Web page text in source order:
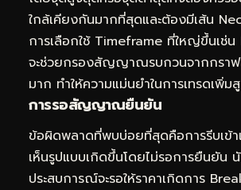
ใกล้เคียงกันมากที่สุดและต้องมีเส้น
การเลือกใช้ Timeframe ที่ใหญ่ขึ้นเช่
จะช่วยกรองสัญญาณรบกวนจากกราฟ
มาก ทำให้ความแม่นยำในการเทรดเพิ่
การรอสัญญาณยืนยัน
ข้อผิดพลาดที่พบบ่อยที่สุดคือการรีบเข้า
เห็นรูปแบบเกิดขึ้นโดยไม่รอการยืนยัน
ประสบการณ์จะรอให้ราคาเกิดการ